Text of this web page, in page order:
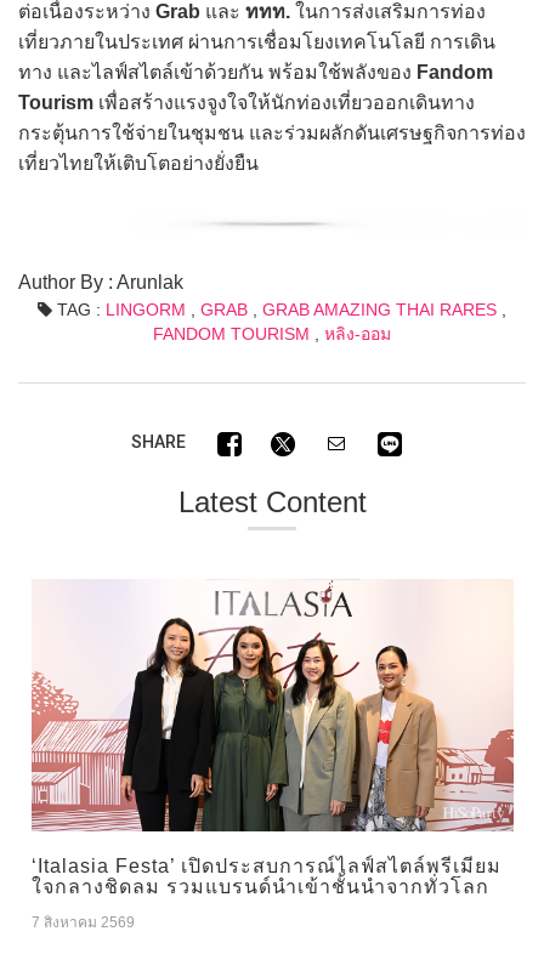
ต่อเนื่องระหว่าง Grab และ ททท. ในการส่งเสริมการท่อง
เที่ยวภายในประเทศ ผ่านการเชื่อมโยงเทคโนโลยี การเดิน
ทาง และไลฟ์สไตล์เข้าด้วยกัน พร้อมใช้พลังของ Fandom
Tourism เพื่อสร้างแรงจูงใจให้นักท่องเที่ยวออกเดินทาง
กระตุ้นการใช้จ่ายในชุมชน และร่วมผลักดันเศรษฐกิจการท่อง
เที่ยวไทยให้เติบโตอย่างยั่งยืน
Author By : Arunlak
TAG : LINGORM GRAB GRAB AMAZING THAI RARES
FANDOM TOURISM
หลิง-ออม
SHARE
Latest Content
‘Italasia Festa’ เปิดประสบการณ์ไลฟ์สไตล์พรีเมียม
ใจกลางชิดลม รวมแบรนด์นำเข้าชั้นนำจากทั่วโลก
7 สิงหาคม 2569